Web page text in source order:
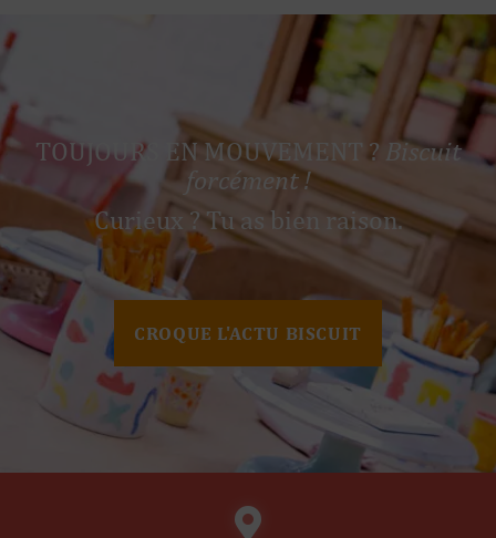
TOUJOURS EN MOUVEMENT ? Biscuit
forcément !
Curieux ? Tu as bien raison.
CROQUE L'ACTU BISCUIT